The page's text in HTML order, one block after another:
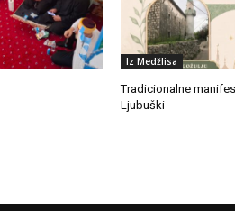
Iz Medžlisa
Tradicionalne
Ljubuški